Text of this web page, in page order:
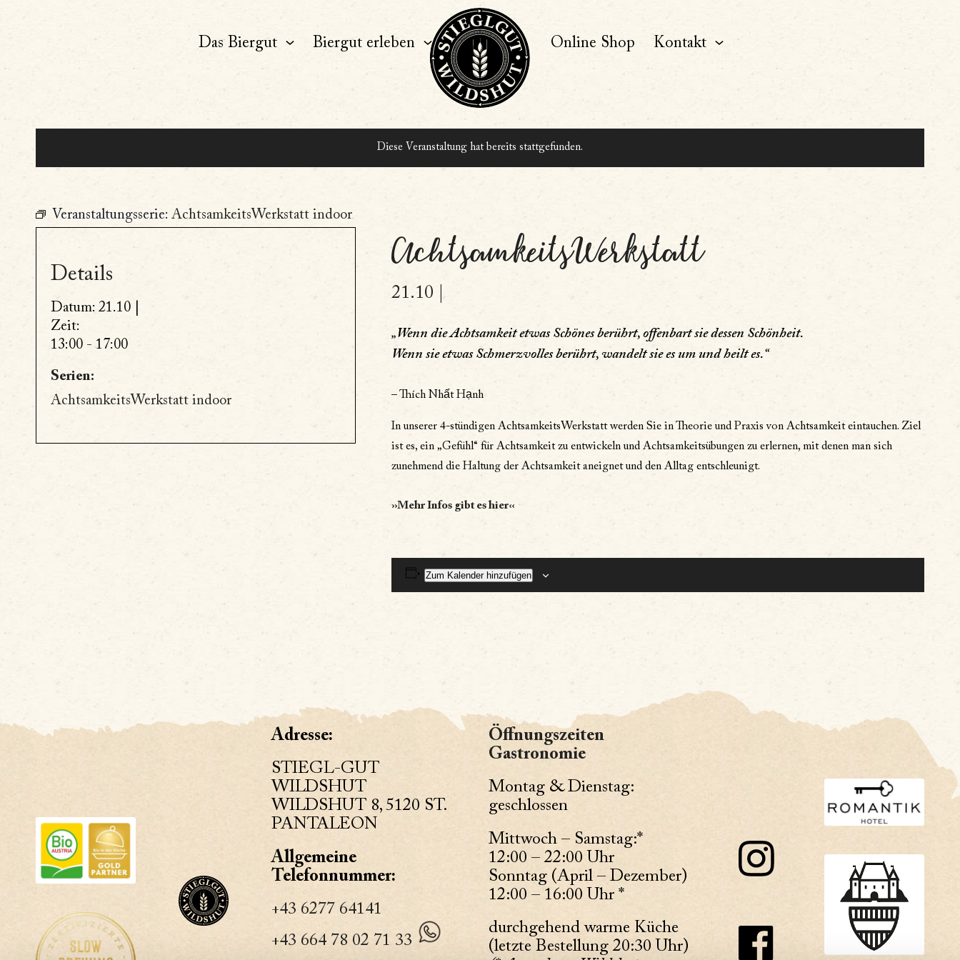
Das Biergut Biergut erleben Online Shop Kontakt
Diese Veranstaltung hat bereits stattgefunden.
Veranstaltungsserie: AchtsamkeitsWerkstatt indoor
AchtsamkeitsWerkstatt
21.10 |
„Wenn die Achtsamkeit etwas Schönes berührt, offenbart sie dessen Schönheit.
Wenn sie etwas Schmerzvolles berührt, wandelt sie es um und heilt es.“
– Thích Nhất Hạnh
In unserer 4-stündigen AchtsamkeitsWerkstatt werden Sie in Theorie und Praxis von Achtsamkeit eintauchen. Ziel
ist es, ein „Gefühl“ für Achtsamkeit zu entwickeln und Achtsamkeitsübungen zu erlernen, mit denen man sich
zunehmend die Haltung der Achtsamkeit aneignet und den Alltag entschleunigt.
››Mehr Infos gibt es hier‹‹
Zum Kalender hinzufügen
Details
Datum: 21.10 |
Zeit:
13:00 - 17:00
Serien:
AchtsamkeitsWerkstatt indoor
Adresse:
STIEGL-GUT
WILDSHUT
WILDSHUT 8, 5120 ST.
PANTALEON
Allgemeine
Telefonnummer:
+43 6277 64141
+43 664 78 02 71 33
Öffnungszeiten
Gastronomie
Montag & Dienstag:
geschlossen
Mittwoch – Samstag:*
12:00 – 22:00 Uhr
Sonntag (April – Dezember)
12:00 – 16:00 Uhr *
durchgehend warme Küche
(letzte Bestellung 20:30 Uhr)